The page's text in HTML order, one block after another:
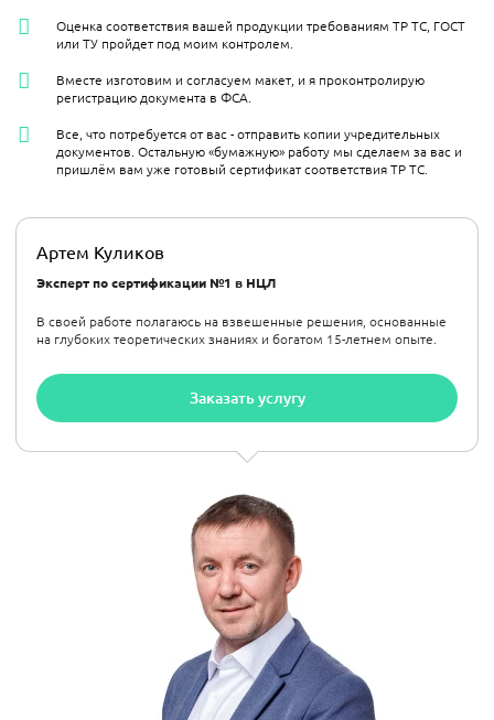
Артем Куликов
Эксперт по сертификации №1 в НЦЛ
В своей работе полагаюсь на взвешенные решения, основанные
на глубоких теоретических знаниях и богатом 15-летнем опыте.
Заказать услугу
Оценка соответствия вашей продукции требованиям ТР ТС, ГОСТ
или ТУ пройдет под моим контролем.
Вместе изготовим и согласуем макет, и я проконтролирую
регистрацию документа в ФСА.
Все, что потребуется от вас - отправить копии учредительных
документов. Остальную «бумажную» работу мы сделаем за вас и
пришлём вам уже готовый сертификат соответствия ТР ТС.